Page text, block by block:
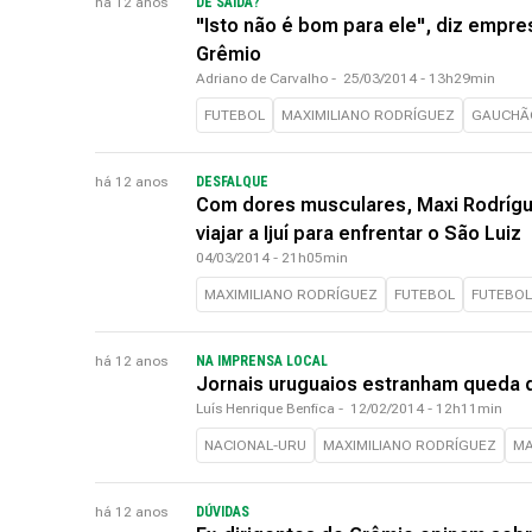
"Isto não é bom para ele", diz
Grêmio
Adriano de Carvalho - 25/03/2014 - 13h29min
FUTEBOL MAXIMILIANO RODRÍGUEZ
há 12 anos DESFALQUE
Com dores musculares, Maxi
viajar a Ijuí para enfrentar o São Luiz
04/03/2014 - 21h05min
MAXIMILIANO RODRÍGUEZ FUTEBOL FUTEBOL
há 12 anos NA IMPRENSA LOCAL
Jornais uruguaios estranham queda
Luís Henrique Benfica - 12/02/2014 - 12h11min
NACIONAL-URU MAXIMILIANO RODRÍGUEZ
há 12 anos DÚVIDAS